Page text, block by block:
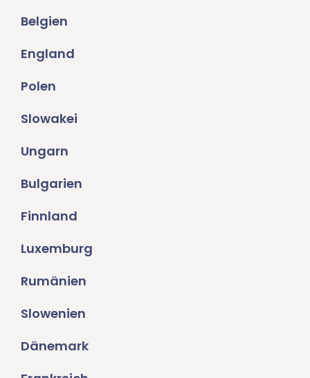
Belgien
England
Polen
Slowakei
Ungarn
Bulgarien
Finnland
Luxemburg
Rumänien
Slowenien
Dänemark